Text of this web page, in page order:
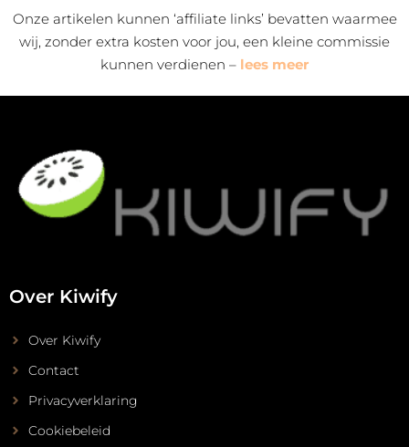
Onze artikelen kunnen ‘affiliate links’ bevatten waarmee
wij, zonder extra kosten voor jou, een kleine commissie
kunnen verdienen – lees meer
Over Kiwify
Over Kiwify
Contact
Privacyverklaring
Cookiebeleid